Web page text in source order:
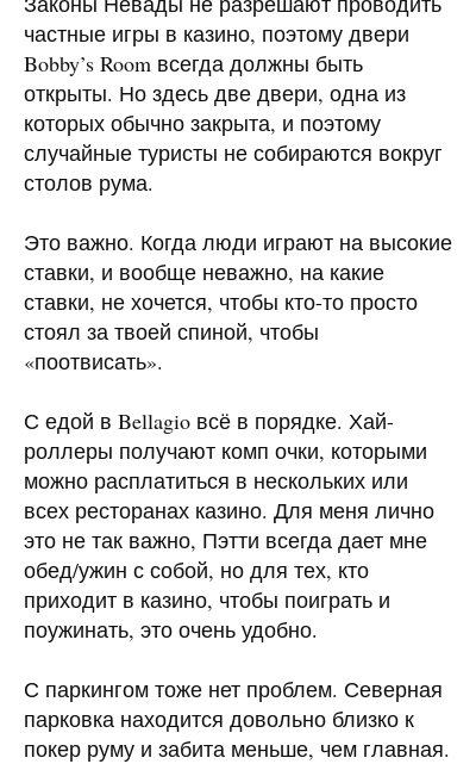
частные игры в казино, поэтому двери
Bobby’s Room всегда должны быть
открыты. Но здесь две двери, одна из
которых обычно закрыта, и поэтому
случайные туристы не собираются вокруг
столов рума.
Это важно. Когда люди играют на высокие
ставки, и вообще неважно, на какие
ставки, не хочется, чтобы кто-то просто
стоял за твоей спиной, чтобы
«поотвисать».
С едой в Bellagio всё в порядке. Хай-
роллеры получают комп очки, которыми
можно расплатиться в нескольких или
всех ресторанах казино. Для меня лично
это не так важно, Пэтти всегда дает мне
обед/ужин с собой, но для тех, кто
приходит в казино, чтобы поиграть и
поужинать, это очень удобно.
С паркингом тоже нет проблем. Северная
парковка находится довольно близко к
покер руму и забита меньше, чем главная.